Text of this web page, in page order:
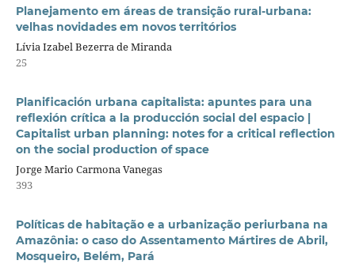
Planejamento em áreas de transição rural-urbana:
velhas novidades em novos territórios
Lívia Izabel Bezerra de Miranda
25
Planificación urbana capitalista: apuntes para una
reflexión crítica a la producción social del espacio |
Capitalist urban planning: notes for a critical reflection
on the social production of space
Jorge Mario Carmona Vanegas
393
Políticas de habitação e a urbanização periurbana na
Amazônia: o caso do Assentamento Mártires de Abril,
Mosqueiro, Belém, Pará